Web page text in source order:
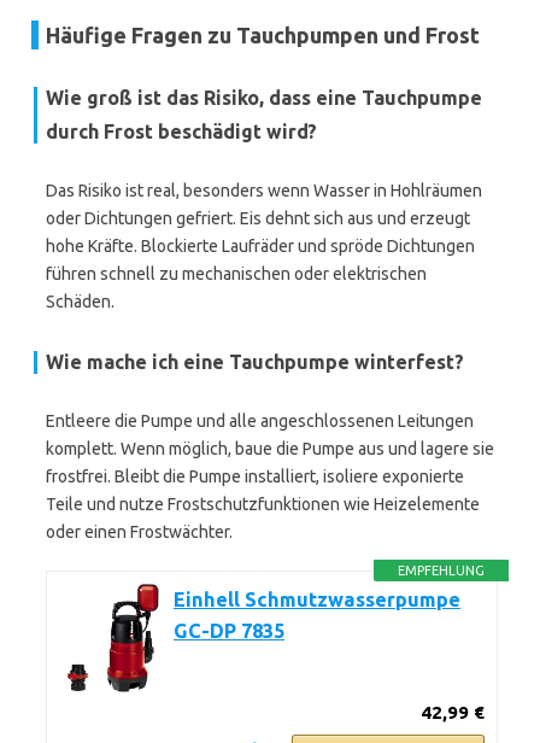
Häufige Fragen zu Tauchpumpen und Frost
Wie groß ist das Risiko, dass eine Tauchpumpe
durch Frost beschädigt wird?
Das Risiko ist real, besonders wenn Wasser in Hohlräumen
oder Dichtungen gefriert. Eis dehnt sich aus und erzeugt
hohe Kräfte. Blockierte Laufräder und spröde Dichtungen
führen schnell zu mechanischen oder elektrischen
Schäden.
Wie mache ich eine Tauchpumpe winterfest?
Entleere die Pumpe und alle angeschlossenen Leitungen
komplett. Wenn möglich, baue die Pumpe aus und lagere sie
frostfrei. Bleibt die Pumpe installiert, isoliere exponierte
Teile und nutze Frostschutzfunktionen wie Heizelemente
oder einen Frostwächter.
EMPFEHLUNG
Einhell Schmutzwasserpumpe
GC-DP 7835
42,99 €